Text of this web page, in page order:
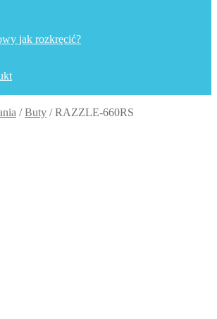
jak rozkręcić?
/Buty /RAZZLE-660RS